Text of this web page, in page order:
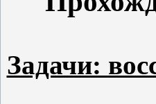
Задачи: